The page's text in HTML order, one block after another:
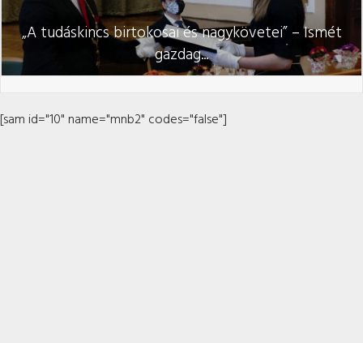
„A tudáskincs birtokosai és nagykövetei” – Ismét
gazdag...
[sam id="10" name="mnb2" codes="false"]